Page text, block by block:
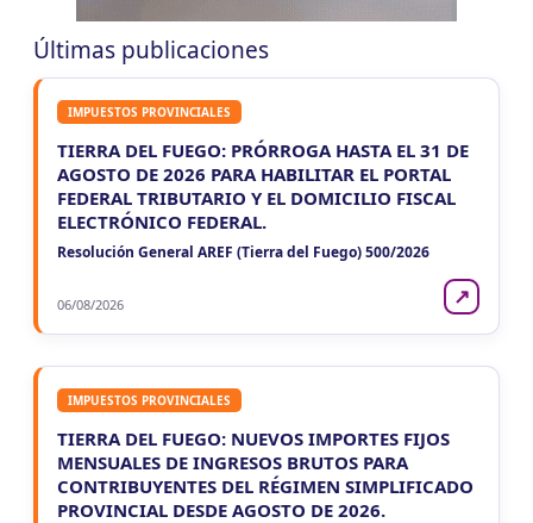
CUIT 0-1-2-3-…
10 Agentes SIRCAR 2a Quinc
CUIT 5-6-7-8-9-…
LUN
10 NACIONAL
Casas Particulares F102/RT
10
CUIT 0-1-3-…
Últimas publicaciones
IMPUESTOS PROVINCIALES
TIERRA DEL FUEGO: PRÓRROGA HASTA EL 31 DE
AGOSTO DE 2026 PARA HABILITAR EL PORTAL
FEDERAL TRIBUTARIO Y EL DOMICILIO FISCAL
ELECTRÓNICO FEDERAL.
Resolución General AREF (Tierra del Fuego) 500/2026
06/08/2026 ↗
IMPUESTOS PROVINCIALES
TIERRA DEL FUEGO: NUEVOS IMPORTES FIJOS
MENSUALES DE INGRESOS BRUTOS PARA
CONTRIBUYENTES DEL RÉGIMEN SIMPLIFICADO
PROVINCIAL DESDE AGOSTO DE 2026.